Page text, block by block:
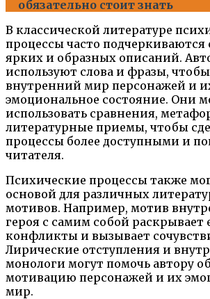
обязательно стоит знать
В классической литературе
процессы часто
ярких и образных описаний.
используют слова и фразы,
внутренний мир персонажей и
эмоциональное состояние. Они
использовать сравнения,
литературные приемы, чтобы
процессы более доступными и
читателя.
Психические процессы также
основой для различных
мотивов. Например, мотив
героя с самим собой раскрывает
конфликты и вызывает
Лирические отступления и
монологи могут помочь автору
мотивацию персонажей и их
мир.